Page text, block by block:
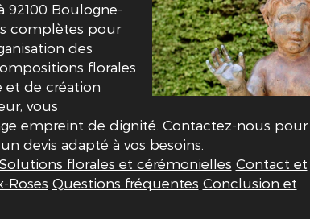
92100 Boulogne-
complètes pour
des
florales
et de création
vous
empreint de dignité. Contactez-nous
devis adapté à vos besoins.
Solutions florales et cérémonielles Contact et
Roses Questions fréquentes Conclusion et